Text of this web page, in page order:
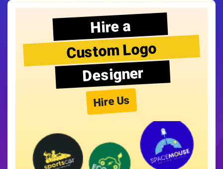
Hire a
Custom Logo
Designer
Hire Us